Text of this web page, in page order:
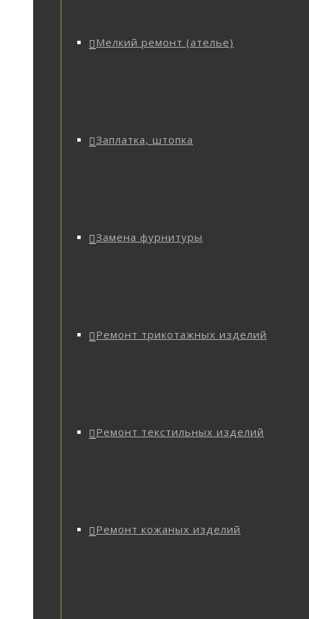
Мелкий ремонт (ателье)
Заплатка, штопка
Замена фурнитуры
Ремонт трикотажных изделий
Ремонт текстильных изделий
Ремонт кожаных изделий